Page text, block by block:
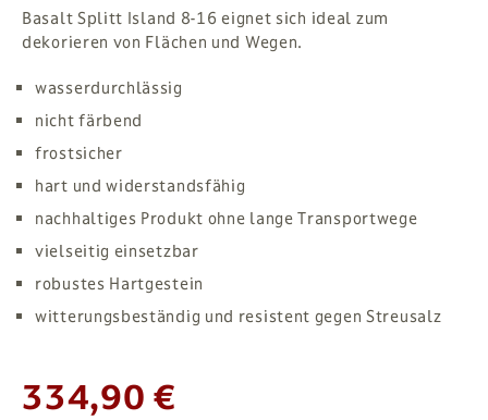
Basalt Splitt Island 8-16 eignet sich ideal zum
dekorieren von Flächen und Wegen.
wasserdurchlässig
nicht färbend
frostsicher
hart und widerstandsfähig
nachhaltiges Produkt ohne lange Transportwege
vielseitig einsetzbar
robustes Hartgestein
witterungsbeständig und resistent gegen Streusalz
334,90 €